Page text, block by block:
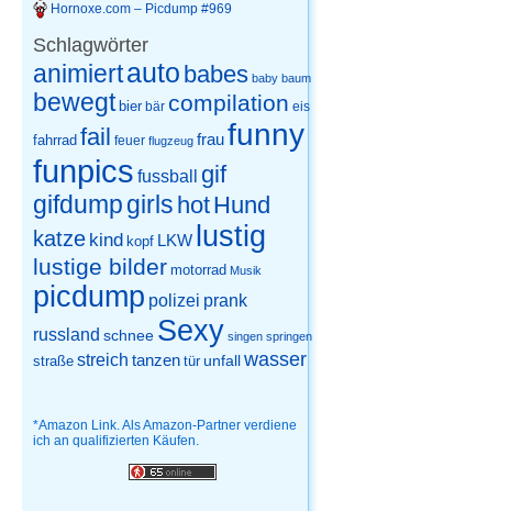
Hornoxe.com – Picdump #969
Schlagwörter
animiertauto babes baby baum
bewegt bier bär compilation eis
fahrrad fail feuer flugzeug fraufunny
funpics fussball gif
gifdump girls hotHund
katze kind kopf LKW lustig
lustige bilder motorrad Musik
picdump polizei prank
russland schnee Sexy singen springen
straße streich tanzen tür unfallwasser
*Amazon Link. Als Amazon-Partner verdiene
ich an qualifizierten Käufen.